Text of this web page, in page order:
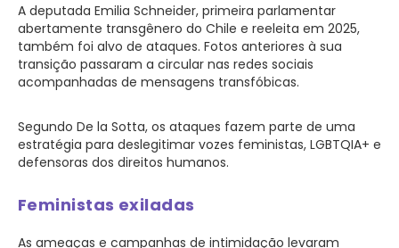
A deputada Emilia Schneider, primeira parlamentar
abertamente transgênero do Chile e reeleita em 2025,
também foi alvo de ataques. Fotos anteriores à sua
transição passaram a circular nas redes sociais
acompanhadas de mensagens transfóbicas.
Segundo De la Sotta, os ataques fazem parte de uma
estratégia para deslegitimar vozes feministas, LGBTQIA+ e
defensoras dos direitos humanos.
Feministas exiladas
As ameaças e campanhas de intimidação levaram